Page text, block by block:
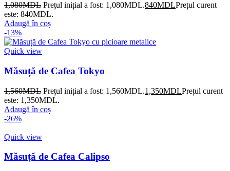
1,080MDL Prețul inițial a fost: 1,080MDL.840MDLPrețul curent
este: 840MDL.
Adaugă în coș
-13%
Quick view
Măsuță de Cafea Tokyo
1,560MDL Prețul inițial a fost: 1,560MDL.1,350MDLPrețul curent
este: 1,350MDL.
Adaugă în coș
-26%
Quick view
Măsuță de Cafea Calipso